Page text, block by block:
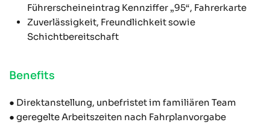
Führerscheineintrag Kennziffer „95“, Fahrerkarte
Zuverlässigkeit, Freundlichkeit sowie
Schichtbereitschaft
Benefits
● Direktanstellung, unbefristet im familiären Team
● geregelte Arbeitszeiten nach Fahrplanvorgabe